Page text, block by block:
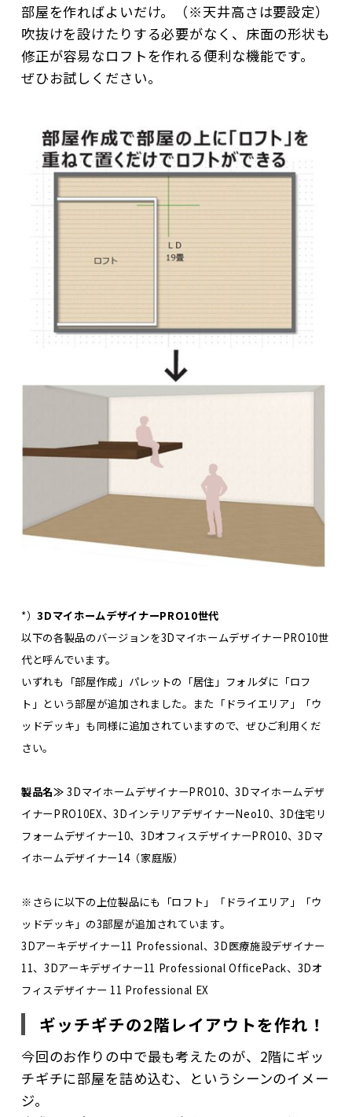
部屋を作ればよいだけ。（※天井高さは要設定）
吹抜けを設けたりする必要がなく、床面の形状も
修正が容易なロフトを作れる便利な機能です。
ぜひお試しください。
*）3DマイホームデザイナーPRO10世代
以下の各製品のバージョンを3DマイホームデザイナーPRO10世
代と呼んでいます。
いずれも「部屋作成」パレットの「居住」フォルダに「ロフ
ト」という部屋が追加されました。また「ドライエリア」「ウ
ッドデッキ」も同様に追加されていますので、ぜひご利用くだ
さい。
製品名≫ 3DマイホームデザイナーPRO10、3Dマイホームデザ
イナーPRO10EX、3DインテリアデザイナーNeo10、3D住宅リ
フォームデザイナー10、3DオフィスデザイナーPRO10、3Dマ
イホームデザイナー14（家庭版）
※さらに以下の上位製品にも「ロフト」「ドライエリア」「ウ
ッドデッキ」の3部屋が追加されています。
3Dアーキデザイナー11 Professional、3D医療施設デザイナー
11、3Dアーキデザイナー11 Professional OfficePack、3Dオ
フィスデザイナー 11 Professional EX
ギッチギチの2階レイアウトを作れ！
今回のお作りの中で最も考えたのが、2階にギッ
チギチに部屋を詰め込む、というシーンのイメー
ジ。